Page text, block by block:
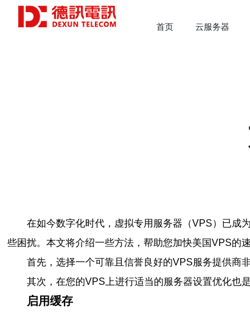
首页 云服务器
在如今数字化时代，虚拟专用服务器（VPS）已成
些困扰。本文将介绍一些方法，帮助您加快美国VPS的速
首先，选择一个可靠且信誉良好的VPS服务提供商
其次，在您的VPS上进行适当的服务器设置优化也
启用缓存